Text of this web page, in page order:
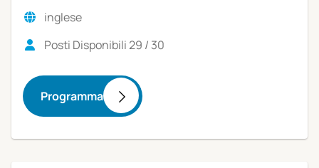
inglese
Posti Disponibili 29 / 30
Programma